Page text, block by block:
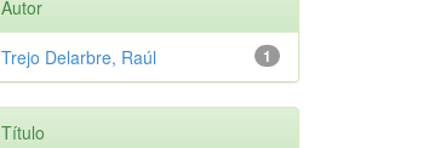
Autor
1
Trejo Delarbre, Raúl
Título